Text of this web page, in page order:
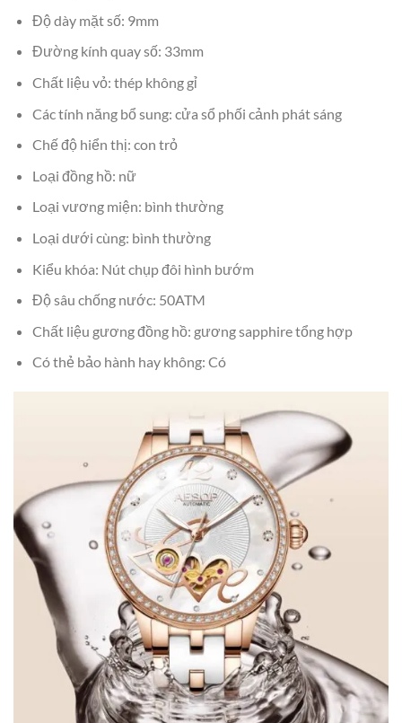
Độ dày mặt số: 9mm
Đường kính quay số: 33mm
Chất liệu vỏ: thép không gỉ
Các tính năng bổ sung: cửa sổ phối cảnh phát sáng
Chế độ hiển thị: con trỏ
Loại đồng hồ: nữ
Loại vương miện: bình thường
Loại dưới cùng: bình thường
Kiểu khóa: Nút chụp đôi hình bướm
Độ sâu chống nước: 50ATM
Chất liệu gương đồng hồ: gương sapphire tổng hợp
Có thẻ bảo hành hay không: Có